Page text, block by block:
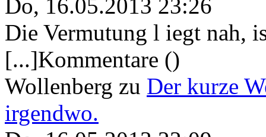
Do, 16.05.2013 23:26
Die Vermutung l iegt nah,
[...]Kommentare ()
Wollenberg zu Der kurze
irgendwo.